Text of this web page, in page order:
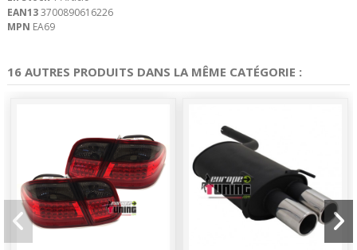
EAN133700890616226
MPN EA69
16 AUTRES PRODUITS DANS LA MÊME CATÉGORIE :